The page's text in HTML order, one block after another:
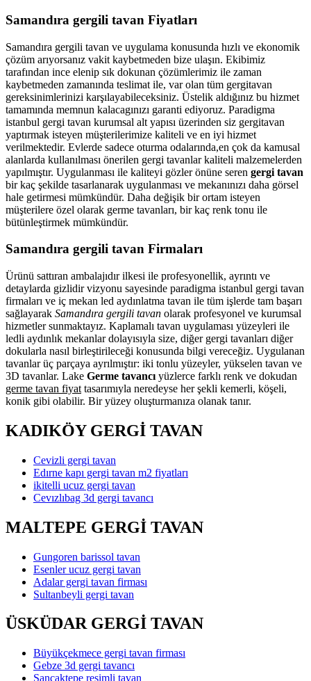
Samandıra gergili tavan Fiyatları
Samandıra gergili tavan ve uygulama konusunda hızlı ve ekonomik
çözüm arıyorsanız vakit kaybetmeden bize ulaşın. Ekibimiz
tarafından ince elenip sık dokunan çözümlerimiz ile zaman
kaybetmeden zamanında teslimat ile, var olan tüm gergitavan
gereksinimlerinizi karşılayabileceksiniz. Üstelik aldığınız bu hizmet
tamamında memnun kalacagınızı garanti ediyoruz. Paradigma
istanbul gergi tavan kurumsal alt yapısı üzerinden siz gergitavan
yaptırmak isteyen müşterilerimize kaliteli ve en iyi hizmet
verilmektedir. Evlerde sadece oturma odalarında,en çok da kamusal
alanlarda kullanılması önerilen gergi tavanlar kaliteli malzemelerden
yapılmıştır. Uygulanması ile kaliteyi gözler önüne seren gergi tavan
bir kaç şekilde tasarlanarak uygulanması ve mekanınızı daha görsel
hale getirmesi mümkündür. Daha değişik bir ortam isteyen
müşterilere özel olarak germe tavanları, bir kaç renk tonu ile
bütünleştirmek mümkündür.
Samandıra gergili tavan Firmaları
Ürünü sattıran ambalajıdır ilkesi ile profesyonellik, ayrıntı ve
detaylarda gizlidir vizyonu sayesinde paradigma istanbul gergi tavan
firmaları ve iç mekan led aydınlatma tavan ile tüm işlerde tam başarı
sağlayarak Samandıra gergili tavan olarak profesyonel ve kurumsal
hizmetler sunmaktayız. Kaplamalı tavan uygulaması yüzeyleri ile
ledli aydınlık mekanlar dolayısıyla size, diğer gergi tavanları diğer
dokularla nasıl birleştirileceği konusunda bilgi vereceğiz. Uygulanan
tavanlar üç parçaya ayrılmıştır: iki tonlu yüzeyler, yükselen tavan ve
3D tavanlar. Lake Germe tavancı yüzlerce farklı renk ve dokudan
germe tavan fiyat tasarımıyla neredeyse her şekli kemerli, köşeli,
konik gibi olabilir. Bir yüzey oluşturmanıza olanak tanır.
KADIKÖY GERGİ TAVAN
Cevizli gergi tavan
Edırne kapı gergi tavan m2 fiyatları
ikitelli ucuz gergi tavan
Cevızlıbag 3d gergi tavancı
MALTEPE GERGİ TAVAN
Gungoren barissol tavan
Esenler ucuz gergi tavan
Adalar gergi tavan firması
Sultanbeyli gergi tavan
ÜSKÜDAR GERGİ TAVAN
Büyükçekmece gergi tavan firması
Gebze 3d gergi tavancı
Sancaktepe resimli tavan